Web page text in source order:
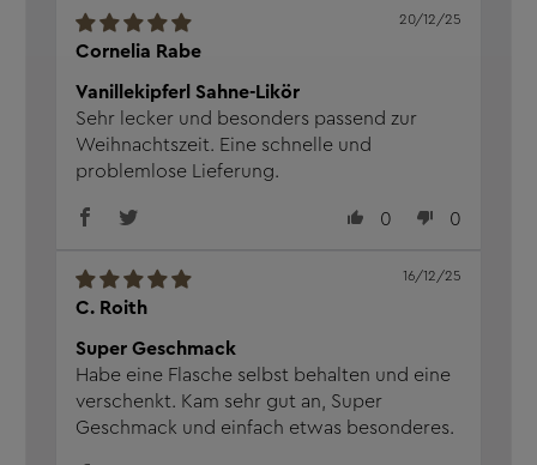
Cornelia Rabe
20/12/25
Vanillekipferl Sahne-Likör
Sehr lecker und besonders passend zur
Weihnachtszeit. Eine schnelle und
problemlose Lieferung.
0 0
C. Roith
16/12/25
Super Geschmack
Habe eine Flasche selbst behalten und eine
verschenkt. Kam sehr gut an, Super
Geschmack und einfach etwas besonderes.